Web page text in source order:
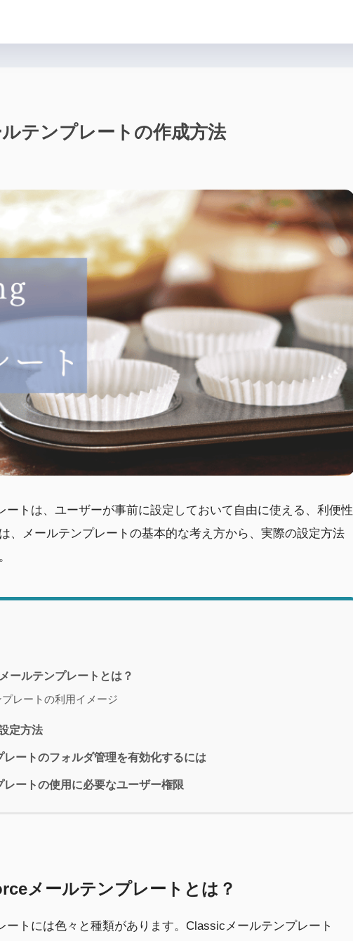
テンプレートの作成方法
ートは、ユーザーが事前に設定しておいて自由に使える、利便性
、メールテンプレートの基本的な考え方から、実際の設定方法
ールテンプレートとは？
レートの利用イメージ
定方法
ートのフォルダ管理を有効化するには
ートの使用に必要なユーザー権限
メールテンプレートとは？
ートには色々と種類があります。Classicメールテンプレート